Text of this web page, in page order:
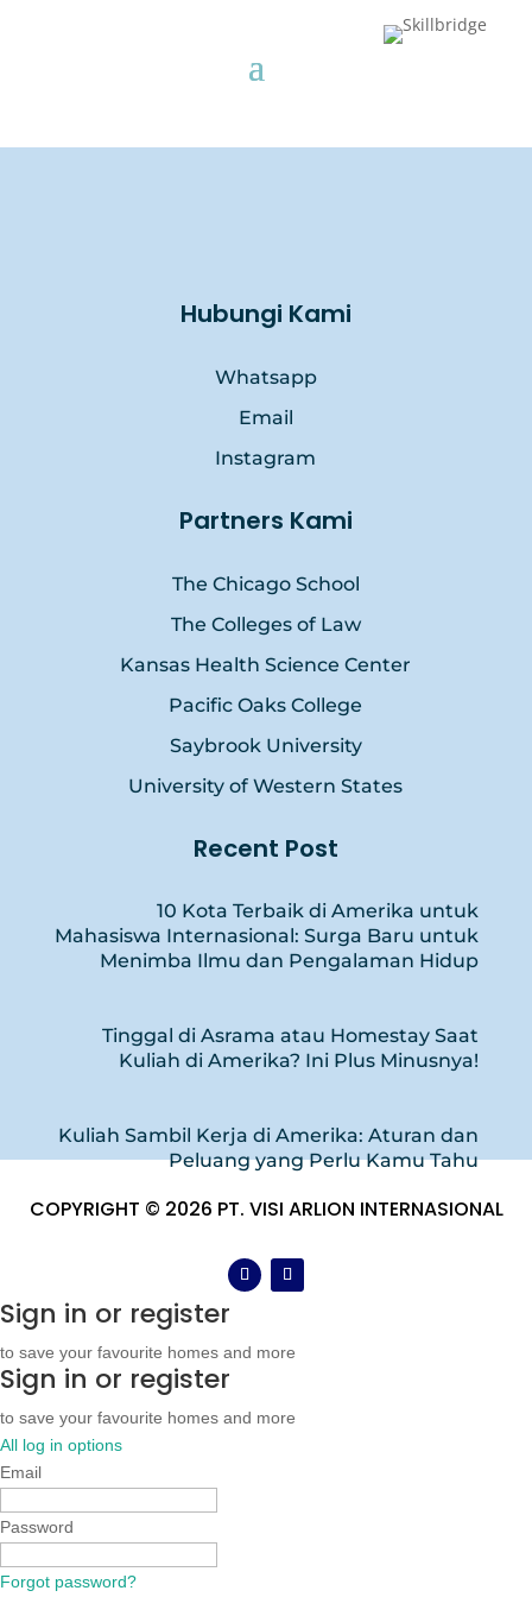
Hubungi Kami
Whatsapp
Email
Instagram
Partners Kami
The Chicago School
The Colleges of Law
Kansas Health Science Center
Pacific Oaks College
Saybrook University
University of Western States
Recent Post
10 Kota Terbaik di Amerika untuk
Mahasiswa Internasional: Surga Baru untuk
Menimba Ilmu dan Pengalaman Hidup
Tinggal di Asrama atau Homestay Saat
Kuliah di Amerika? Ini Plus Minusnya!
Kuliah Sambil Kerja di Amerika: Aturan dan
Peluang yang Perlu Kamu Tahu
COPYRIGHT © 2026 PT. VISI ARLION INTERNASIONAL
Sign in or register
to save your favourite homes and more
Sign in or register
to save your favourite homes and more
All log in options
Email
Password
Forgot password?